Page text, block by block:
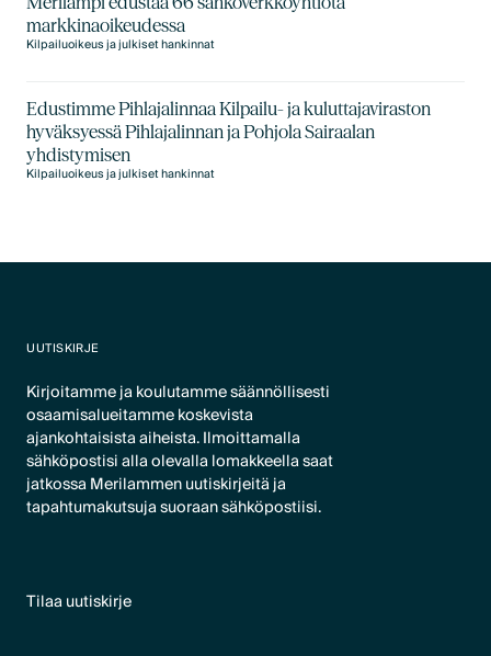
markkinaoikeudessa
Kilpailuoikeus ja julkiset hankinnat
Edustimme Pihlajalinnaa Kilpailu- ja kuluttajaviraston
hyväksyessä Pihlajalinnan ja Pohjola Sairaalan
yhdistymisen
Kilpailuoikeus ja julkiset hankinnat
UUTISKIRJE
Kirjoitamme ja koulutamme säännöllisesti
osaamisalueitamme koskevista
ajankohtaisista aiheista. Ilmoittamalla
sähköpostisi alla olevalla lomakkeella saat
jatkossa Merilammen uutiskirjeitä ja
tapahtumakutsuja suoraan sähköpostiisi.
Tilaa uutiskirje